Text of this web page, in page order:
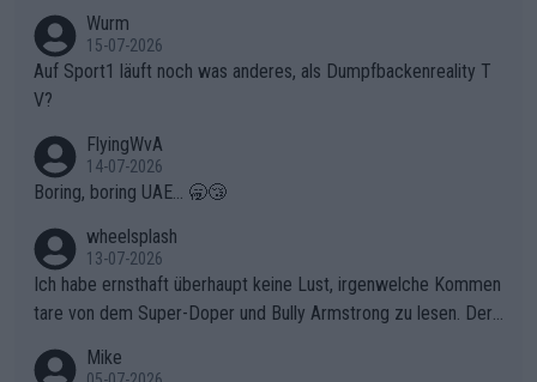
Wurm
15-07-2026
Auf Sport1 läuft noch was anderes, als Dumpfbackenreality T
V?
FlyingWvA
14-07-2026
Boring, boring UAE... 🥱😴
wheelsplash
13-07-2026
Ich habe ernsthaft überhaupt keine Lust, irgenwelche Kommen
tare von dem Super-Doper und Bully Armstrong zu lesen. Der
r die gehört nicht in dieses Medium!
Mike